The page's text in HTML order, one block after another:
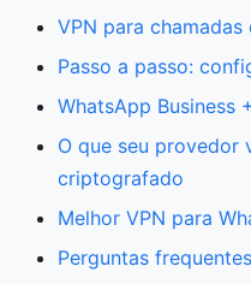
VPN para
Passo a passo:
WhatsApp Business
O que seu provedor
criptografado
Melhor VPN para
Perguntas